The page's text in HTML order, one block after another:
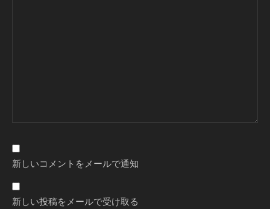
新しいコメントをメールで通知
新しい投稿をメールで受け取る